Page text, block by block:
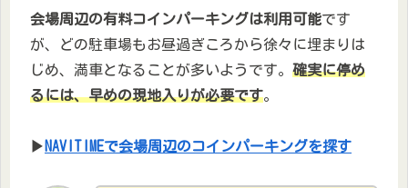
会場周辺の有料コインパーキングは利用可能です
が、どの駐車場もお昼過ぎころから徐々に埋まりは
じめ、満車となることが多いようです。 確実に停め
るには、早めの現地入りが必要です。
▶ NAVITIMEで会場周辺のコインパーキングを探す